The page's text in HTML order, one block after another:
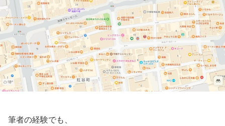
筆者の経験でも、